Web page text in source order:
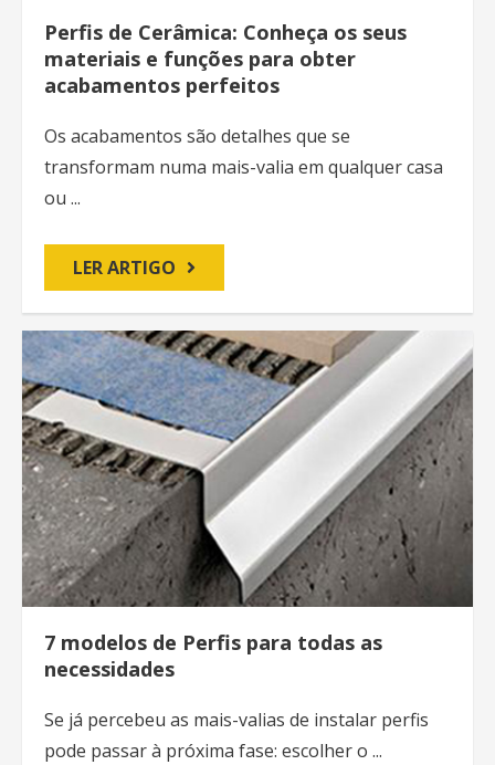
Perfis de Cerâmica: Conheça os seus
materiais e funções para obter
acabamentos perfeitos
Os acabamentos são detalhes que se
transformam numa mais-valia em qualquer casa
ou ...
LER ARTIGO
7 modelos de Perfis para todas as
necessidades
Se já percebeu as mais-valias de instalar perfis
pode passar à próxima fase: escolher o ...